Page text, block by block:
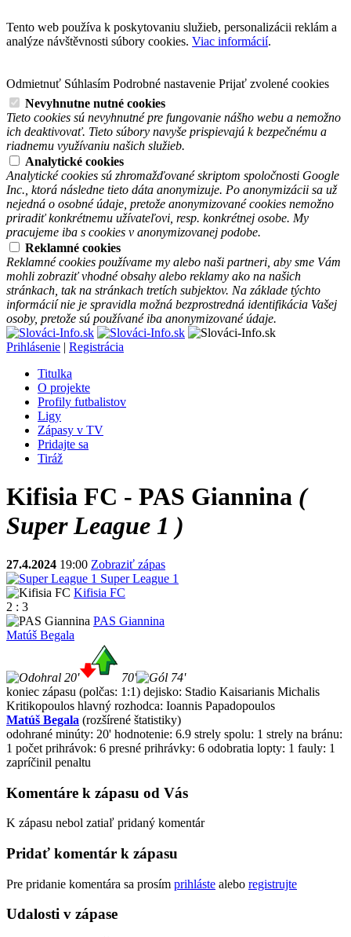
Tento web používa k poskytovaniu služieb, personalizácii reklám a
analýze návštěvnosti súbory cookies. Viac informácií.
Odmietnuť Súhlasím Podrobné nastavenie Prijať zvolené cookies
Nevyhnutne nutné cookies
Tieto cookies sú nevyhnutné pre fungovanie nášho webu a nemožno
ich deaktivovať. Tieto súbory navyše prispievajú k bezpečnému a
riadnemu využívaniu našich služieb.
Analytické cookies
Analytické cookies sú zhromažďované skriptom spoločnosti Google
Inc., ktorá následne tieto dáta anonymizuje. Po anonymizácii sa už
nejedná o osobné údaje, pretože anonymizované cookies nemožno
priradiť konkrétnemu užívateľovi, resp. konkrétnej osobe. My
pracujeme iba s cookies v anonymizovanej podobe.
Reklamné cookies
Reklamné cookies používame my alebo naši partneri, aby sme Vám
mohli zobraziť vhodné obsahy alebo reklamy ako na našich
stránkach, tak na stránkach tretích subjektov. Na základe týchto
informácií nie je spravidla možná bezprostredná identifikácia Vašej
osoby, pretože sú používané iba anonymizované údaje.
Prihlásenie | Registrácia
Titulka
O projekte
Profily futbalistov
Ligy
Zápasy v TV
Pridajte sa
Tiráž
Kifisia FC - PAS Giannina (
Super League 1 )
27.4.2024 19:00 Zobraziť zápas
Super League 1
Kifisia FC
2 : 3
PAS Giannina
Matúš Begala
20' 70'
74'
koniec zápasu (polčas: 1:1) dejisko: Stadio Kaisarianis Michalis
Kritikopoulos hlavný rozhodca: Ioannis Papadopoulos
Matúš Begala (rozšírené štatistiky)
odohrané minúty: 20' hodnotenie: 6.9 strely spolu: 1 strely na bránu:
1 počet prihrávok: 6 presné prihrávky: 6 odobratia lopty: 1 fauly: 1
zapríčinil penaltu
Komentáre k zápasu od Vás
K zápasu nebol zatiaľ pridaný komentár
Pridať komentár k zápasu
Pre pridanie komentára sa prosím prihláste alebo registrujte
Udalosti v zápase